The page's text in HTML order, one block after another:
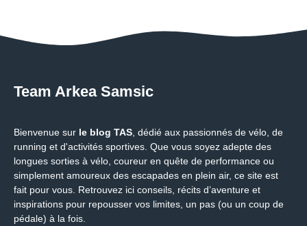
Team Arkea Samsic
Bienvenue sur le blog TAS, dédié aux passionnés de vélo, de
running et d'activités sportives. Que vous soyez adepte des
longues sorties à vélo, coureur en quête de performance ou
simplement amoureux des escapades en plein air, ce site est
fait pour vous. Retrouvez ici conseils, récits d’aventure et
inspirations pour repousser vos limites, un pas (ou un coup de
pédale) à la fois.